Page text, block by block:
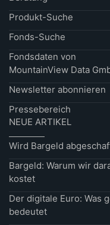
Produkt-Suche
Fonds-Suche
Fondsdaten von
MountainView Data
Newsletter abonnieren
Pressebereich
NEUE ARTIKEL
Wird Bargeld
Bargeld: Warum wir
kostet
Der digitale Euro: Was
bedeutet